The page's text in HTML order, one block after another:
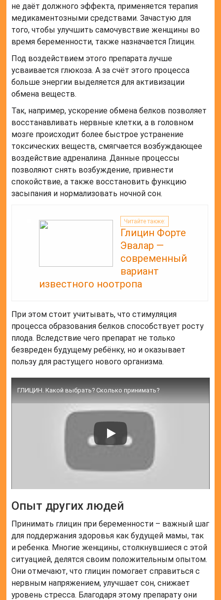
не даёт должного эффекта, применяется терапия
медикаментозными средствами. Зачастую для
того, чтобы улучшить самочувствие женщины во
время беременности, также назначается Глицин.
Под воздействием этого препарата лучше
усваивается глюкоза. А за счёт этого процесса
больше энергии выделяется для активизации
обмена веществ.
Так, например, ускорение обмена белков позволяет
восстанавливать нервные клетки, а в головном
мозге происходит более быстрое устранение
токсических веществ, смягчается возбуждающее
воздействие адреналина. Данные процессы
позволяют снять возбуждение, привнести
спокойствие, а также восстановить функцию
засыпания и нормализовать ночной сон.
Читайте также:
Глицин Форте
Эвалар —
современный
вариант
известного ноотропа
При этом стоит учитывать, что стимуляция
процесса образования белков способствует росту
плода. Вследствие чего препарат не только
безвреден будущему ребёнку, но и оказывает
пользу для растущего нового организма.
ГЛИЦИН. Какой выбрать? Сколько принимать?
Опыт других людей
Принимать глицин при беременности – важный шаг
для поддержания здоровья как будущей мамы, так
и ребенка. Многие женщины, столкнувшиеся с этой
ситуацией, делятся своим положительным опытом.
Они отмечают, что глицин помогает справиться с
нервным напряжением, улучшает сон, снижает
уровень стресса. Благодаря этому препарату они